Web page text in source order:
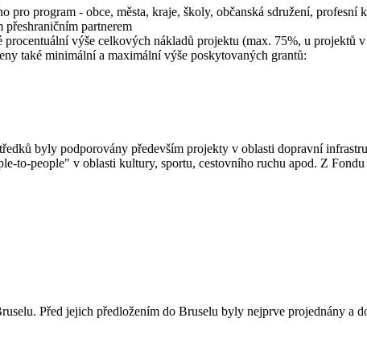
pro program - obce, města, kraje, školy, občanská sdružení,
partnerem
výše celkových nákladů projektu (max. 75%, u projektů
také minimální a maximální výše poskytovaných grantů :
byly podporovány především projekty v oblasti dopravní
to-people" v oblasti kultury, sportu, cestovního ruchu apod. Z
Před jejich předložením do Bruselu byly nejprve projednány a